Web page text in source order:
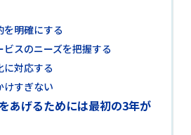
を明確にする
ビスのニーズを把握する
に対応する
けすぎない
あげるためには最初の3年が